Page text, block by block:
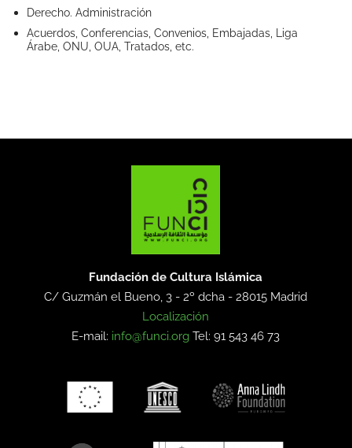
Derecho. Administración
Acuerdos, Conferencias, Convenios, Embajadas, Liga
Árabe, ONU, OUA, Tratados, etc.
Fundación de Cultura Islámica
C/ Guzmán el Bueno, 3 - 2º dcha -28015 Madrid
Localización
E-mail: info@funci.org Tel: 91 543 46 73